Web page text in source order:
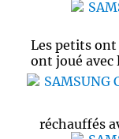
Les petits ont
ont joué avec
réchauffés